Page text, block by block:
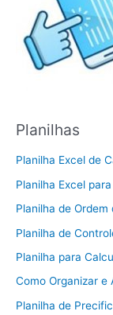
Planilhas
Planilha Excel de
Planilha Excel
Planilha de
Planilha de
Planilha para
Como Organizar e
Planilha de